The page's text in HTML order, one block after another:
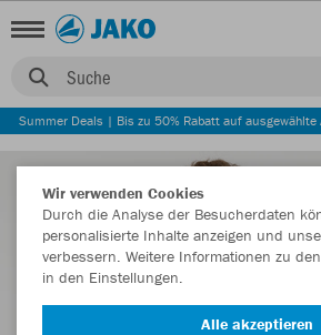
Suche
Summer Deals | Bis zu 50% Rabatt auf
Wir verwenden Cookies
Durch die Analyse der Besucherdaten
personalisierte Inhalte anzeigen und
verbessern. Weitere Informationen zu
in den Einstellungen.
Alle akzeptieren